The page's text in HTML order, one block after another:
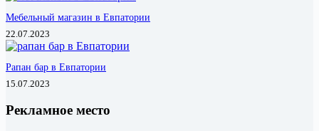
Мебельный магазин в Евпатории
22.07.2023
Рапан бар в Евпатории
15.07.2023
Рекламное место